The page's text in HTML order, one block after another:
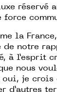
réservé
la
de notre
à l’esprit
nous
oui, je crois
d’autres